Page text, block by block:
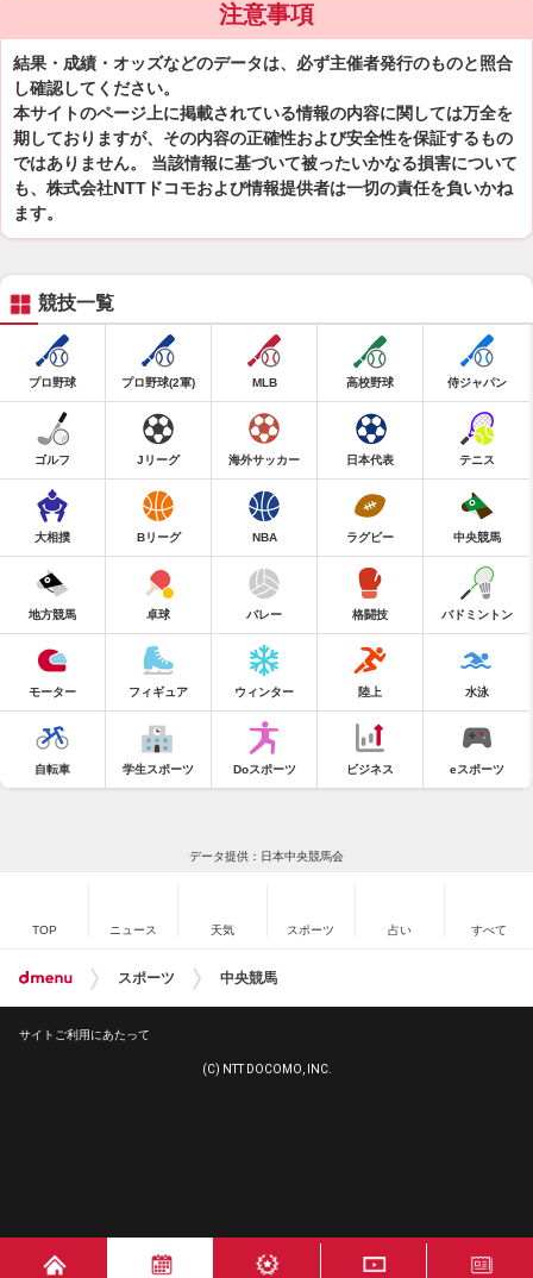
注意事項
結果・成績・オッズなどのデータは、必ず主催者発行のものと照合
し確認してください。
本サイトのページ上に掲載されている情報の内容に関しては万全を
期しておりますが、その内容の正確性および安全性を保証するもの
ではありません。 当該情報に基づいて被ったいかなる損害について
も、株式会社NTTドコモおよび情報提供者は一切の責任を負いかね
ます。
競技一覧
プロ野球 プロ野球(2軍) MLB 高校野球 侍ジャパン
ゴルフ Jリーグ 海外サッカー 日本代表 テニス
大相撲 Bリーグ NBA ラグビー 中央競馬
地方競馬 卓球 バレー 格闘技 バドミントン
モーター フィギュア ウィンター 陸上 水泳
自転車 学生スポーツ Doスポーツ ビジネス eスポーツ
データ提供：日本中央競馬会
TOP ニュース 天気 スポーツ 占い すべて
スポーツ 中央競馬
サイトご利用にあたって
(C) NTT DOCOMO, INC.